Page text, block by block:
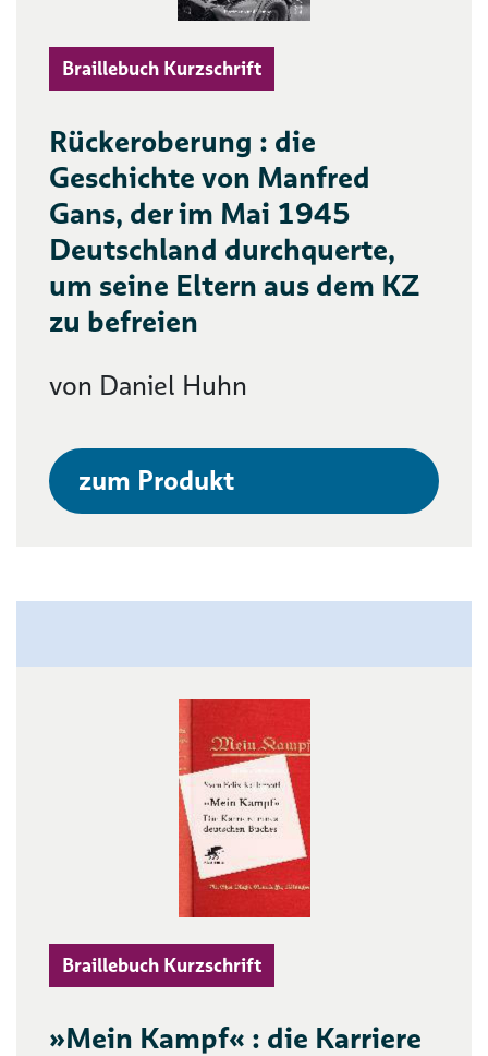
Braillebuch Kurzschrift
Rückeroberung : die
Geschichte von Manfred
Gans, der im Mai 1945
Deutschland durchquerte,
um seine Eltern aus dem KZ
zu befreien
von Daniel Huhn
zum Produkt
Braillebuch Kurzschrift
»Mein Kampf« : die Karriere